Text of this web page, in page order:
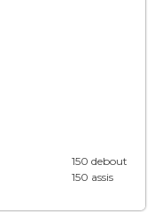
150 debout
150 assis